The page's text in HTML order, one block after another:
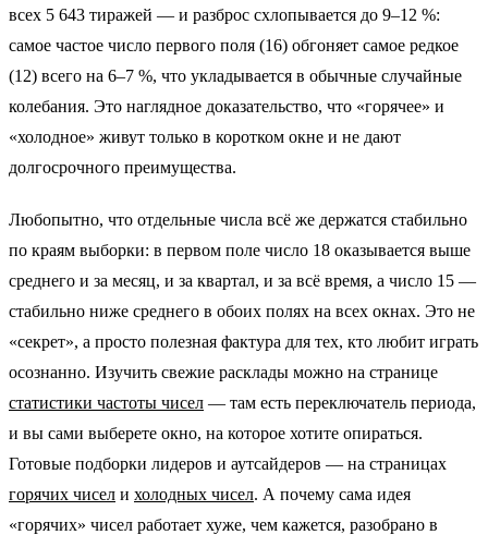
всех 5 643 тиражей — и разброс схлопывается до 9–12 %:
самое частое число первого поля (16) обгоняет самое редкое
(12) всего на 6–7 %, что укладывается в обычные случайные
колебания. Это наглядное доказательство, что «горячее» и
«холодное» живут только в коротком окне и не дают
долгосрочного преимущества.
Любопытно, что отдельные числа всё же держатся стабильно
по краям выборки: в первом поле число 18 оказывается выше
среднего и за месяц, и за квартал, и за всё время, а число 15 —
стабильно ниже среднего в обоих полях на всех окнах. Это не
«секрет», а просто полезная фактура для тех, кто любит играть
осознанно. Изучить свежие расклады можно на странице
статистики частоты чисел — там есть переключатель периода,
и вы сами выберете окно, на которое хотите опираться.
Готовые подборки лидеров и аутсайдеров — на страницах
горячих чисел и холодных чисел. А почему сама идея
«горячих» чисел работает хуже, чем кажется, разобрано в